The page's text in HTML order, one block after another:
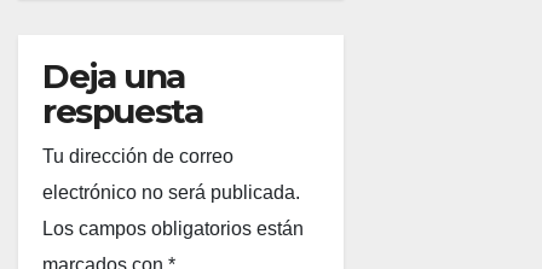
Deja una
respuesta
Tu dirección de correo
electrónico no será publicada.
Los campos obligatorios están
marcados con *